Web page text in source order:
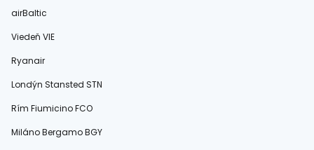
airBaltic
Viedeň VIE
Ryanair
Londýn Stansted STN
Rím Fiumicino FCO
Miláno Bergamo BGY